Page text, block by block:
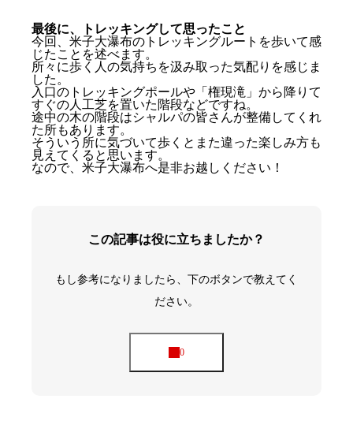
最後に、トレッキングして思ったこと
今回、米子大瀑布のトレッキングルートを歩いて感
じたことを述べます。
所々に歩く人の気持ちを汲み取った気配りを感じま
した。
入口のトレッキングポールや「権現滝」から降りて
すぐの人工芝を置いた階段などですね。
途中の木の階段はシャルパの皆さんが整備してくれ
た所もあります。
そういう所に気づいて歩くとまた違った楽しみ方も
見えてくると思います。
なので、米子大瀑布へ是非お越しください！
この記事は役に立ちましたか？
もし参考になりましたら、下のボタンで教えてく
ださい。
トイレは水洗式
ビジターセンター内部は椅子とパンフレット
靴洗い場がある！
米子大瀑布へのトレッキングルート入口
タクシー乗り場がある！
トレッキングをサポートするポールが置いて
いざ、トレッキングスタート！
「奥万橋」という吊り橋を渡る
不動滝を望む
根子岳山荘を案内してくれたマウンテンワー
三苫さん（お兄さん）
「米子不動尊奥之院」もお忘れなく
落差89m、不動滝を見よう
登山道の細かな気配り
山荘まで物資を搬入していたロープーウェイ